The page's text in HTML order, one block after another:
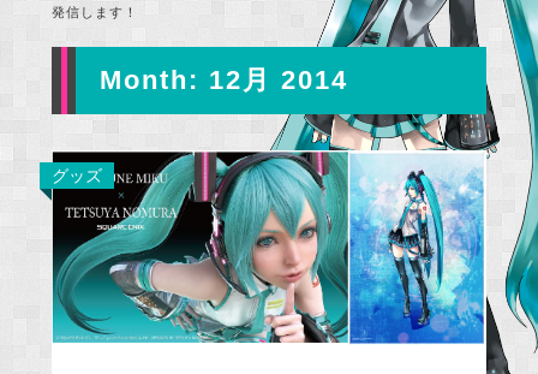
発信します！
Month: 12月 2014
グッズ